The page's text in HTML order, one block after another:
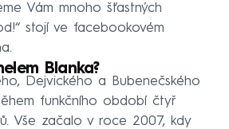
Vám mnoho šťastných
stojí ve facebookovém
Blanka?
Dejvického a Bubenečského
funkčního období čtyř
Vše začalo v roce 2007, kdy